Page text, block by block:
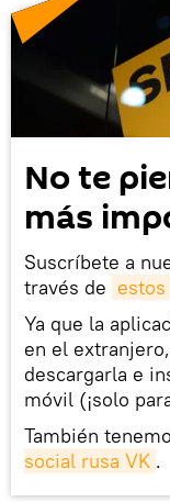
No te
más
Suscríbete a
través de estos
Ya que la
en el
descargarla e
móvil (¡solo
También
social rusa VK .